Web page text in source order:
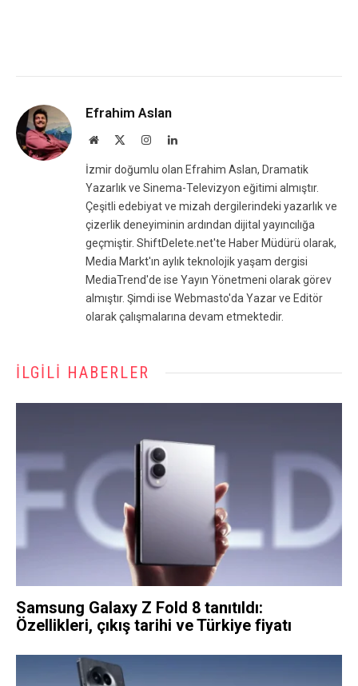
Efrahim Aslan
Website InstagramLinkedIn
İzmir doğumlu olan Efrahim Aslan, Dramatik
Yazarlık ve Sinema-Televizyon eğitimi almıştır.
Çeşitli edebiyat ve mizah dergilerindeki yazarlık ve
çizerlik deneyiminin ardından dijital yayıncılığa
geçmiştir. ShiftDelete.net'te Haber Müdürü olarak,
Media Markt'ın aylık teknolojik yaşam dergisi
MediaTrend'de ise Yayın Yönetmeni olarak görev
almıştır. Şimdi ise Webmasto'da Yazar ve Editör
olarak çalışmalarına devam etmektedir.
İLGILI HABERLER
Samsung Galaxy Z Fold 8 tanıtıldı:
Özellikleri, çıkış tarihi ve Türkiye fiyatı